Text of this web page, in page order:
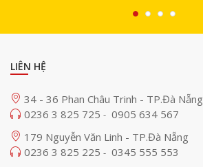
LIÊN HỆ
34 - 36 Phan Châu Trinh - TP.Đà Nẵng
0236 3 825 725 - 0905 634 567
179 Nguyễn Văn Linh - TP.Đà Nẵng
0236 3 825 225 - 0345 555 553